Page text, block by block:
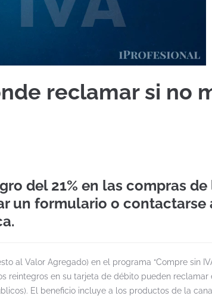
reclamar si no
del 21% en las compras de
un formulario o contactarse
al Valor Agregado) en el programa “Compre sin
reintegros en su tarjeta de débito pueden reclamar
El beneficio incluye a los productos de la